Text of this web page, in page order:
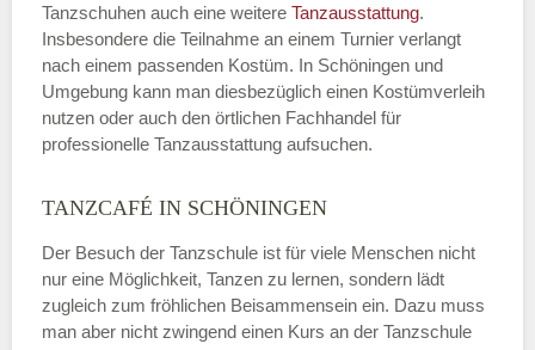
Tanzschuhen auch eine weitere Tanzausstattung.
Insbesondere die Teilnahme an einem Turnier verlangt
nach einem passenden Kostüm. In Schöningen und
Umgebung kann man diesbezüglich einen Kostümverleih
nutzen oder auch den örtlichen Fachhandel für
professionelle Tanzausstattung aufsuchen.
TANZCAFÉ IN SCHÖNINGEN
Der Besuch der Tanzschule ist für viele Menschen nicht
nur eine Möglichkeit, Tanzen zu lernen, sondern lädt
zugleich zum fröhlichen Beisammensein ein. Dazu muss
man aber nicht zwingend einen Kurs an der Tanzschule